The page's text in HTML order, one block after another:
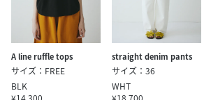
A line ruffle tops
サイズ：FREE
BLK
straight denim pants
サイズ：36
WHT